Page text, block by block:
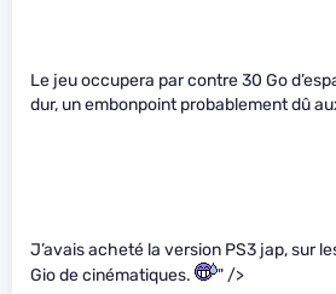
Le jeu occupera par contre 30 Go
dur, un embonpoint probablement dû
J’avais acheté la version PS3 jap, sur
Gio de cinématiques.
" />